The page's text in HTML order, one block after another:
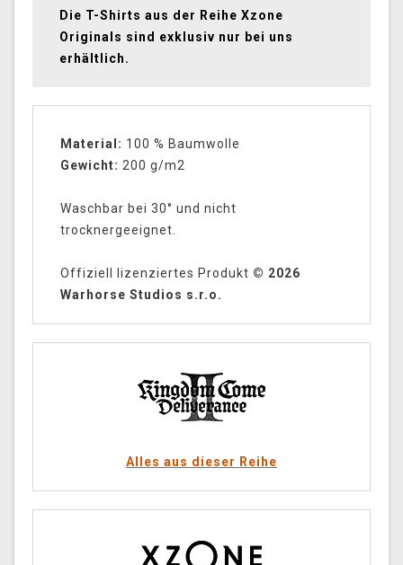
Die T-Shirts aus der Reihe Xzone
Originals sind exklusiv nur bei uns
erhältlich.
Material: 100 % Baumwolle
Gewicht: 200 g/m2
Waschbar bei 30° und nicht
trocknergeeignet.
Offiziell lizenziertes Produkt © 2026
Warhorse Studios s.r.o.
Alles aus dieser Reihe